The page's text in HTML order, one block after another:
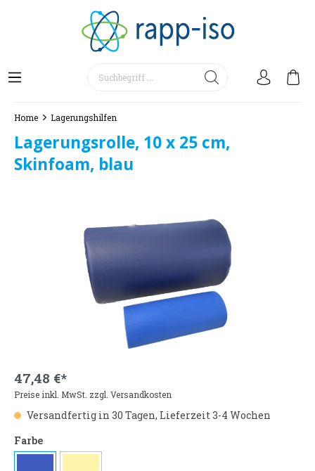
Home Lagerungshilfen
Lagerungsrolle, 10 x 25 cm,
Skinfoam, blau
47,48 €*
Preise inkl. MwSt. zzgl. Versandkosten
Versandfertig in 30 Tagen, Lieferzeit 3-4 Wochen
Farbe